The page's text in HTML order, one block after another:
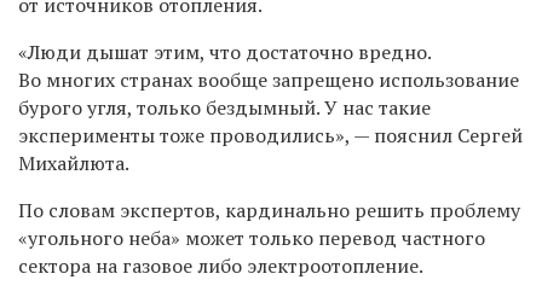
«Люди дышат этим, что достаточно вредно.
Во многих странах вообще запрещено использование
бурого угля, только бездымный. У нас такие
эксперименты тоже проводились», — пояснил Сергей
Михайлюта.
По словам экспертов, кардинально решить проблему
«угольного неба» может только перевод частного
сектора на газовое либо электроотопление.